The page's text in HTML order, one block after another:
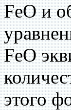
FeO и
FeO
этого